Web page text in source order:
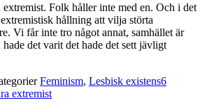
extremist. Folk håller inte med en. Och i det
hållning att vilja störta
Vi får inte tro något annat, samhället är
det varit det hade det sett jävligt
Feminism, Lesbisk existens6
extremist